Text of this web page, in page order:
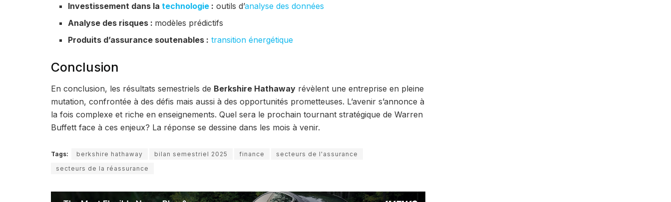
Investissement dans latechnologie : outils d’analyse des données
Analyse des risques : modèles prédictifs
Produits d’assurance soutenables : transition énergétique
Conclusion
En conclusion, les résultats semestriels de Berkshire Hathaway révèlent une entreprise en pleine
mutation, confrontée à des défis mais aussi à des opportunités prometteuses. L’avenir s’annonce à
la fois complexe et riche en enseignements. Quel sera le prochain tournant stratégique de Warren
Buffett face à ces enjeux? La réponse se dessine dans les mois à venir.
Tags: berkshire hathaway bilan semestriel 2025 finance
secteurs de l'assurance
secteurs de la réassurance